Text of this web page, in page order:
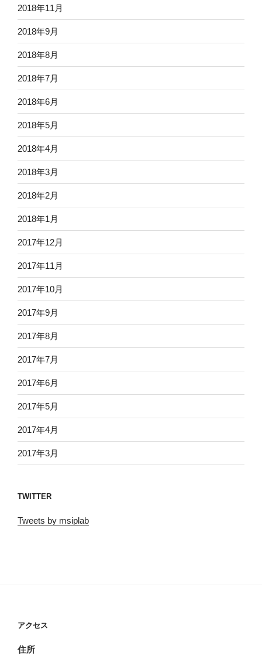
2018年11月
2018年9月
2018年8月
2018年7月
2018年6月
2018年5月
2018年4月
2018年3月
2018年2月
2018年1月
2017年12月
2017年11月
2017年10月
2017年9月
2017年8月
2017年7月
2017年6月
2017年5月
2017年4月
2017年3月
TWITTER
Tweets by msiplab
アクセス
住所